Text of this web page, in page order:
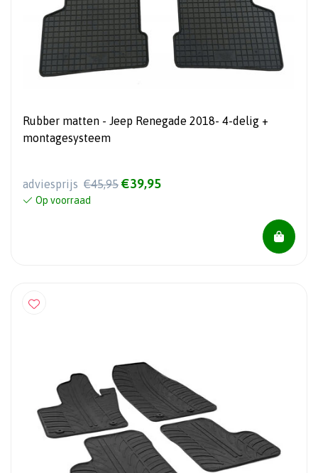
Rubber matten - Jeep Renegade 2018- 4-delig +
montagesysteem
adviesprijs €45,95 €39,95
Op voorraad